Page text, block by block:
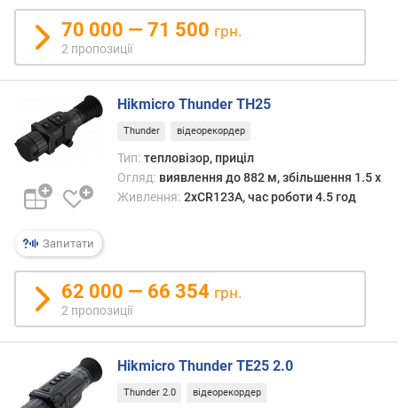
д
е
ш
е
в
х
з
в
і
г
у
к
а
м
и
з
а
70 000 — 71 500 грн.
2 пропозиції
Запитати
Hikmicro Thunder TH25
Thunder відеорекордер
Тип: тепловізор, приціл
Огляд: виявлення до 882 м, збільшення 1.5 x
Живлення: 2xCR123A, час роботи 4.5 год
62 000 — 66 354 грн.
2 пропозиції
Hikmicro Thunder TE25 2.0
Thunder 2.0 відеорекордер